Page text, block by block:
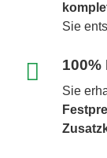
Sie
Sie